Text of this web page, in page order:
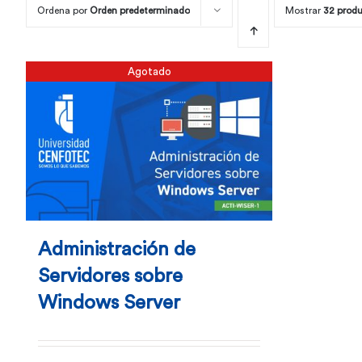
Ordena por Orden predeterminado Mostrar 32
Agotado
Administración de
Servidores sobre
Windows Server